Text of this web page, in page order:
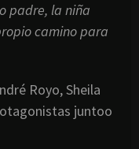
padre, la niña
camino para
Royo, Sheila
juntoo